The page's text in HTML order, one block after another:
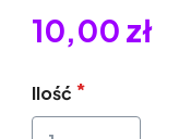
10,00 zł
Ilość